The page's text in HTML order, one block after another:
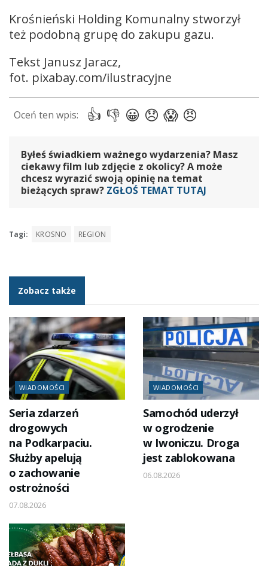
Krośnieński Holding Komunalny stworzył
też podobną grupę do zakupu gazu.
Tekst Janusz Jaracz,
fot. pixabay.com/ilustracyjne
Byłeś świadkiem ważnego wydarzenia? Masz
ciekawy film lub zdjęcie z okolicy? A może
chcesz wyrazić swoją opinię na temat
bieżących spraw? ZGŁOŚ TEMAT TUTAJ
Tagi: KROSNO REGION
Zobacz także
WIADOMOŚCI
Seria zdarzeń
drogowych
na Podkarpaciu.
Służby apelują
o zachowanie
ostrożności
07.08.2026
WIADOMOŚCI
Samochód uderzył
w ogrodzenie
w Iwoniczu. Droga
jest zablokowana
06.08.2026